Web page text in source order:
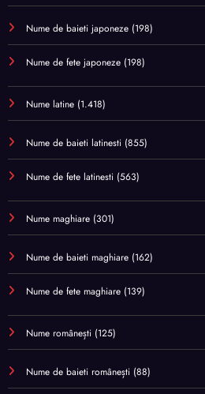
Nume de baieti japoneze (198)
Nume de fete japoneze (198)
Nume latine (1.418)
Nume de baieti latinesti (855)
Nume de fete latinesti (563)
Nume maghiare (301)
Nume de baieti maghiare (162)
Nume de fete maghiare (139)
Nume românești (125)
Nume de baieti românești (88)